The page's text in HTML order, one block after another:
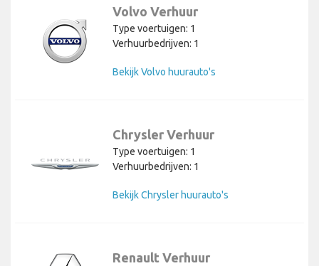
Volvo Verhuur
Type voertuigen: 1
Verhuurbedrijven: 1
Bekijk Volvo huurauto's
Chrysler Verhuur
Type voertuigen: 1
Verhuurbedrijven: 1
Bekijk Chrysler huurauto's
Renault Verhuur